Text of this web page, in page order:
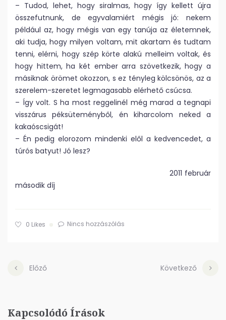
– Tudod, lehet, hogy siralmas, hogy így kellett újra
összefutnunk, de egyvalamiért mégis jó: nekem
például az, hogy mégis van egy tanúja az életemnek,
aki tudja, hogy milyen voltam, mit akartam és tudtam
tenni, elérni, hogy szép körte alakú melleim voltak, és
hogy hittem, ha két ember arra szövetkezik, hogy a
másiknak örömet okozzon, s ez tényleg kölcsönös, az a
szerelem-szeretet legmagasabb elérhető csúcsa.
– Így volt. S ha most reggelinél még marad a tegnapi
visszárus péksüteményből, én kiharcolom neked a
kakaóscsigát!
– Én pedig elorozom mindenki elől a kedvencedet, a
túrós batyut! Jó lesz?
2011 február
második díj
0 Likes Nincs hozzászólás
Előző Következő
Kapcsolódó Írások